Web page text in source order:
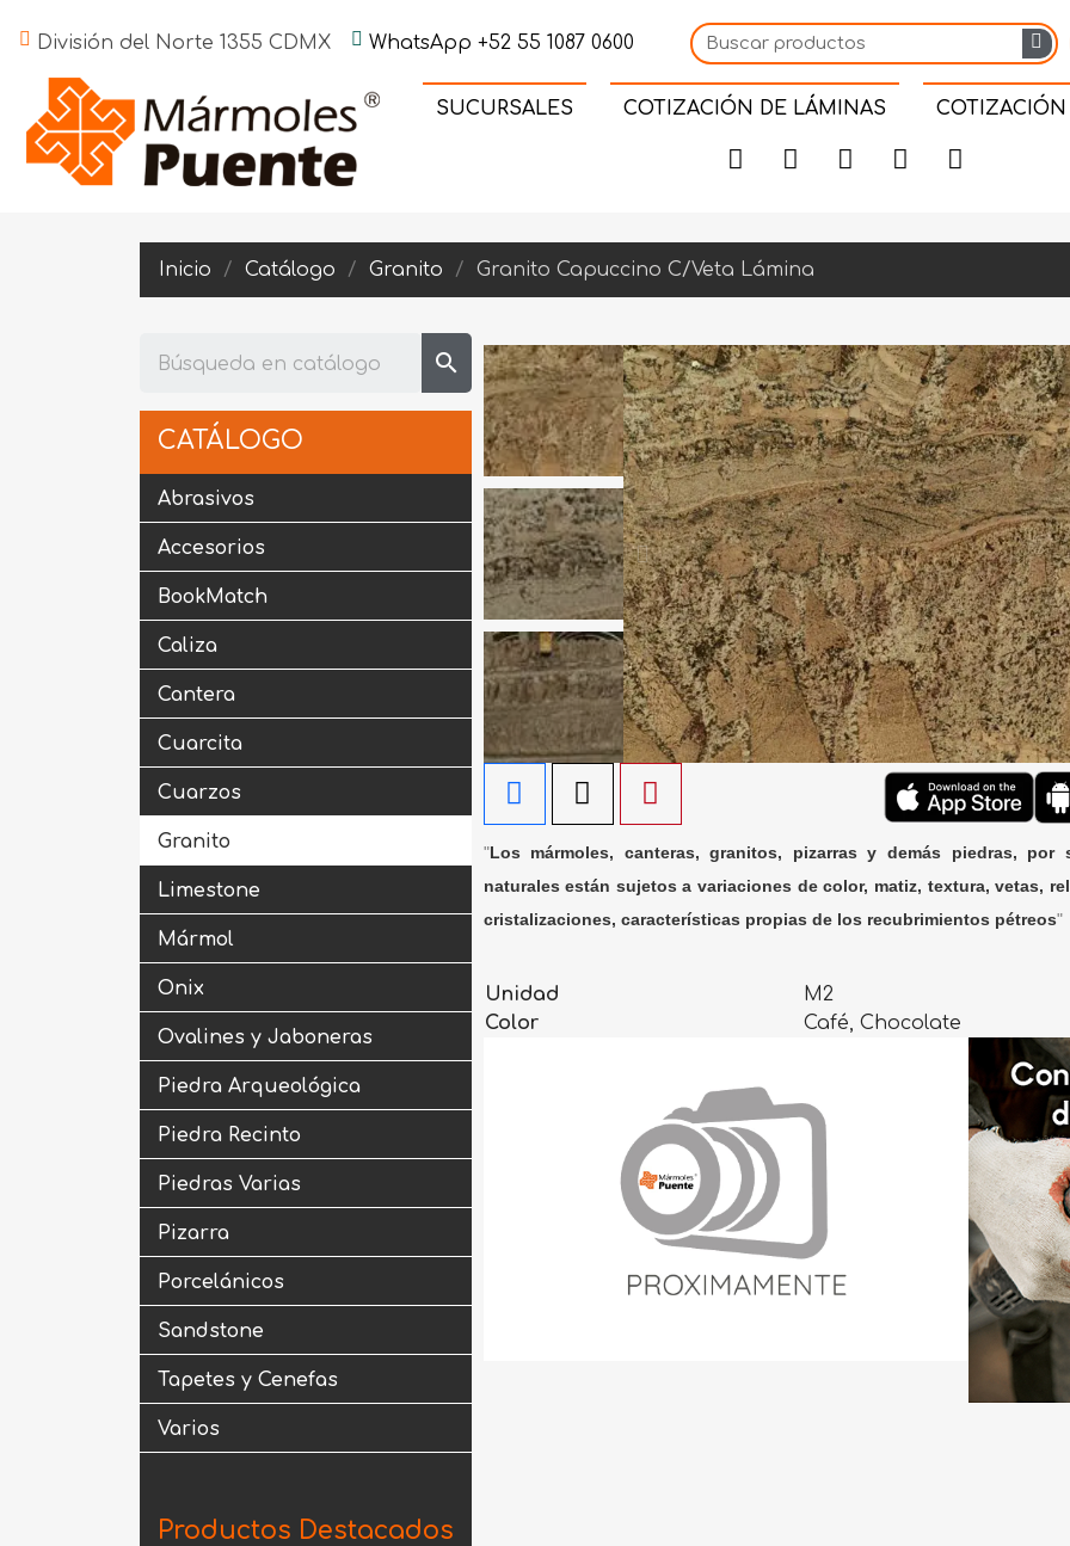
División del Norte 1355 CDMX WhatsApp +52 55 1087 0600
SUCURSALES COTIZACIÓN DE LÁMINAS COTIZACIÓN
Inicio Catálogo Granito Granito Capuccino C/Veta Lámina
search
CATÁLOGO
Abrasivos
Accesorios
BookMatch
Caliza
Cantera
Cuarcita
Cuarzos
Granito
Limestone
Mármol
Onix
Ovalines y Jaboneras
Piedra Arqueológica
Piedra Recinto
Piedras Varias
Pizarra
Porcelánicos
Sandstone
Tapetes y Cenefas
Varios
Productos Destacados
"Los mármoles, canteras, granitos, pizarras y demás piedras, por
naturales están sujetos a variaciones de color, matiz, textura, vetas,
cristalizaciones, características propias de los recubrimientos pétreos"
Unidad
M2
Color
Café, Chocolate